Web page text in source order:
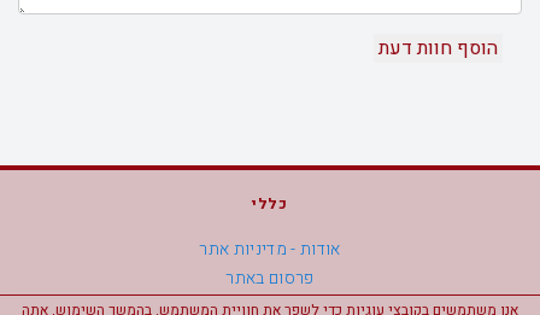
אנו משתמשים בקובצי עוגיות כדי לשפר את חוויית המשתמש. בהמשך השימוש, אתה
כללי
אודות - מדיניות אתר
פרסום באתר
מפת אתר